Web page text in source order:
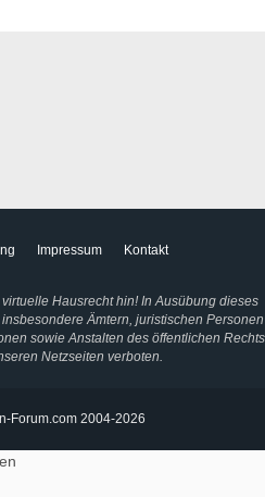
Impressum Kontakt
Hausrecht hin! In Ausübung dieses
Ämtern, juristischen Personen
sowie Anstalten des öffentlichen Rechts
Netzseiten verboten.
Forum.com 2004-2026